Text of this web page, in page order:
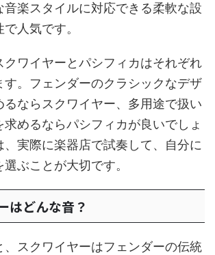
音楽スタイルに対応できる柔軟な設
人気です。
クワイヤーとパシフィカはそれぞれ
す。フェンダーのクラシックなデザ
るならスクワイヤー、多用途で扱い
めるならパシフィカが良いでしょ
、実際に楽器店で試奏して、自分に
ぶことが大切です。
はどんな音？
、スクワイヤーはフェンダーの伝統